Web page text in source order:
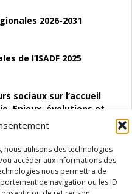
nous utilisons des technologies
accéder aux informations des
nous permettra de
de navigation ou les ID
2026-2031
de l’ISADF 2025
sociaux sur l’accueil
Enjeux, évolutions et
d’emploi (SAACE)